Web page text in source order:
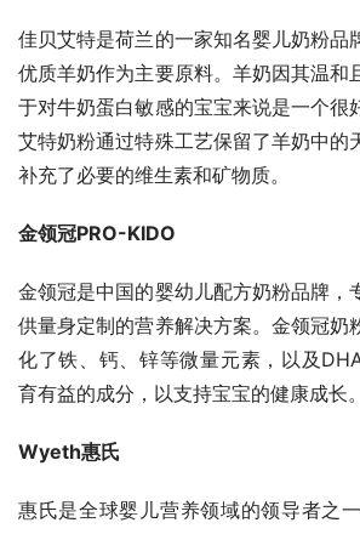
佳贝艾特是荷兰的一家知名婴儿奶粉品
优质羊奶作为主要原料。羊奶因其温和
于对牛奶蛋白敏感的宝宝来说是一个很
艾特奶粉通过特殊工艺保留了羊奶中的
补充了必要的维生素和矿物质。
金领冠PRO-KIDO
金领冠是中国的婴幼儿配方奶粉品牌，
供量身定制的营养解决方案。金领冠奶
化了铁、钙、锌等微量元素，以及
育有益的成分，以支持宝宝的健康成长。
Wyeth惠氏
惠氏是全球婴儿营养领域的领导者之